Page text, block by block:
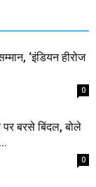
‘इंडियन हीरोज
0
बरसे बिंदल, बोले
0